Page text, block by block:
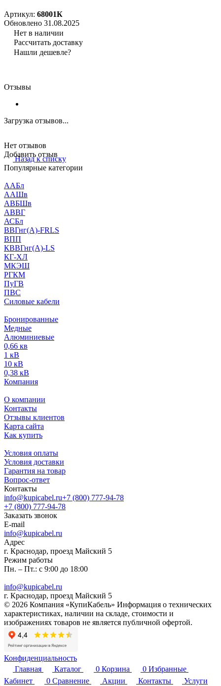
Артикул: 68001К
Обновлено 31.08.2025
Нет в наличии
Рассчитать доставку
Нашли дешевле?
Отзывы
Загрузка отзывов...
Нет отзывов
Добавить отзыв
Назад к списку
Популярные категории
ААБл
ААШв
АВБШв
АВВГ
АСБл
ВВГнг(А)-FRLS
ВПП
КВВГнг(А)-LS
КГ-ХЛ
МКЭШ
РГКМ
ПуГВ
ПВС
Силовые кабели
Бронированные
Медные
Алюминиевые
0,66 кв
1 кВ
10 кВ
0,38 кВ
Компания
О компании
Контакты
Отзывы клиентов
Карта сайта
Как купить
Условия оплаты
Условия доставки
Гарантия на товар
Вопрос-ответ
Контакты
info@kupicabel.ru+7 (800) 777-94-78
+7 (800) 777-94-78
Заказать звонок
E-mail
info@kupicabel.ru
Адрес
г. Краснодар, проезд Майский 5
Режим работы
Пн. – Пт.: с 9:00 до 18:00
info@kupicabel.ru
г. Краснодар, проезд Майский 5
© 2026 Компания «КупиКабель» Информация о технических
характеристиках, наличии на складе, стоимости и
изображениях товаров не является публичной офертой.
Конфиденциальность
Главная
Каталог 0 Корзина 0 Избранные
Кабинет
0 Сравнение Акции Контакты
Услуги